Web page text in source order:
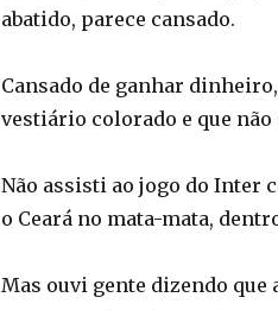
abatido, parece cansado.
Cansado de ganhar
vestiário colorado e que
Não assisti ao jogo do Inter
o Ceará no mata-mata,
Mas ouvi gente dizendo que